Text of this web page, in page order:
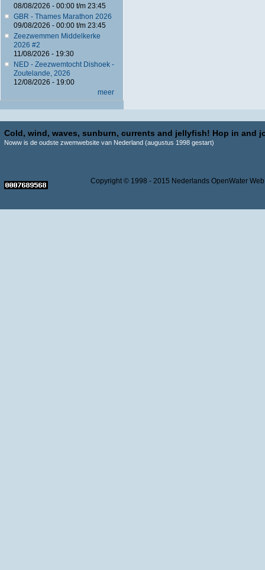
08/08/2026 - 00:00t/m 23:45
GBR - Thames Marathon 2026
09/08/2026 - 00:00t/m 23:45
Zeezwemmen Middelkerke
2026 #2
11/08/2026 - 19:30
NED - Zeezwemtocht Dishoek -
Zoutelande, 2026
12/08/2026 - 19:00
meer
Cold, wind, waves, sunburn, currents and jellyfish! Hop in and
Noww is de oudste zwemwebsite van Nederland (augustus 1998 gestart)
Copyright © 1998 - 2015 Nederlands OpenWater